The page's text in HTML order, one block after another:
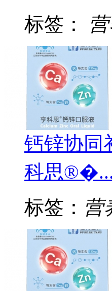
标签：
钙锌协
科思
标签： 营